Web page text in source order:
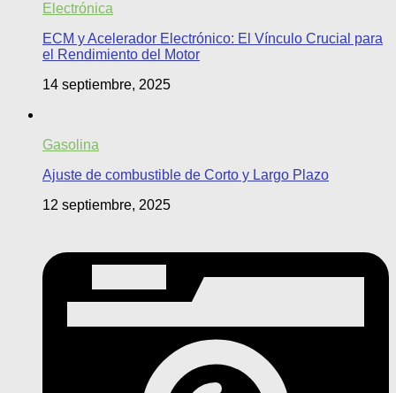
Electrónica
ECM y Acelerador Electrónico: El Vínculo Crucial para
el Rendimiento del Motor
14 septiembre, 2025
Gasolina
Ajuste de combustible de Corto y Largo Plazo
12 septiembre, 2025